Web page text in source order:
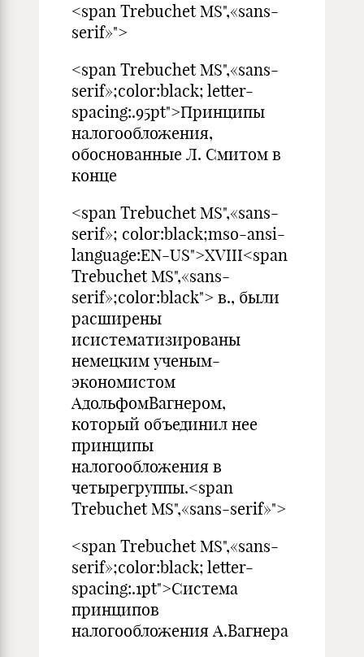
<span Trebuchet MS",«sans-
serif»">
<span Trebuchet MS",«sans-
serif»;color:black; letter-
spacing:.95pt">Принципы
налогообложения,
обоснованные Л. Смитом в
конце
<span Trebuchet MS",«sans-
serif»; color:black;mso-ansi-
language:EN-US">XVIII<span
Trebuchet MS",«sans-
serif»;color:black"> в., были
расширены
исистематизированы
немецким ученым-
экономистом
АдольфомВагнером,
который объединил нее
принципы
налогообложения в
четырегруппы.<span
Trebuchet MS",«sans-serif»">
<span Trebuchet MS",«sans-
serif»;color:black; letter-
spacing:.1pt">Система
принципов
налогообложения А.Вагнера